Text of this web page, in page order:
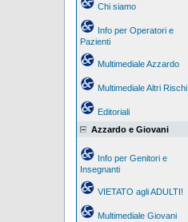
Chi siamo
Info per Operatori e
Pazienti
Multimediale Azzardo
Multimediale Altri Rischi
Editoriali
Azzardo e Giovani
Info per Genitori e
Insegnanti
VIETATO agli ADULTI!
Multimediale Giovani